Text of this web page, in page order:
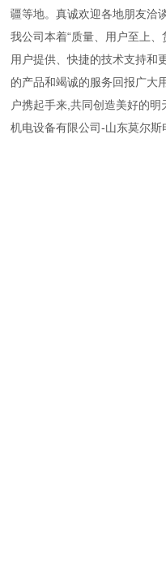
疆等地。真诚欢迎各地朋友洽
我公司本着“质量、用户至上
用户提供、快捷的技术支持和
的产品和竭诚的服务回报广大
户携起手来,共同创造美好的
机电设备有限公司-山东莫尔斯